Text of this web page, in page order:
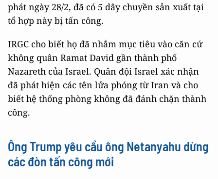
phát ngày 28/2, đã có 5 dây chuyền sản xuất tại
tổ hợp này bị tấn công.
IRGC cho biết họ đã nhắm mục tiêu vào căn cứ
không quân Ramat David gần thành phố
Nazareth của Israel. Quân đội Israel xác nhận
đã phát hiện các tên lửa phóng từ Iran và cho
biết hệ thống phòng không đã đánh chặn thành
công.
Ông Trump yêu cầu ông Netanyahu dừng
các đòn tấn công mới